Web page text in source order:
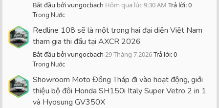
Bắt đầu bởi vungocbach Hôm qua lúc 9:30 AM Trả lời: 0
Trong Nước
Redline 108 sẽ là một trong hai đại diện Việt Nam
tham gia thi đấu tại AXCR 2026
Bắt đầu bởi vungocbach 29 Tháng 7 2026Trả lời: 0
Trong Nước
Showroom Moto Đồng Tháp đi vào hoạt động, giới
thiệu bộ đôi Honda SH150i Italy Super Vetro 2 in 1
và Hyosung GV350X